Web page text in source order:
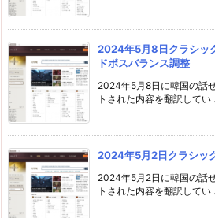
2024年5月8日クラシッ
ドボスバランス調整
2024年5月8日に韓国の話
トされた内容を翻訳してい
2024年5月2日クラシッ
2024年5月2日に韓国の話
トされた内容を翻訳してい